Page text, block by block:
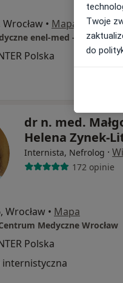
• Mapa
enel-med - Oddział
Polska
dr n. med.
Helena Zynek-
Internista, Nefrolog ·
172 opinie
Wrocław • Mapa
Medyczne Wrocław
Polska
internistyczna
Twoje
do